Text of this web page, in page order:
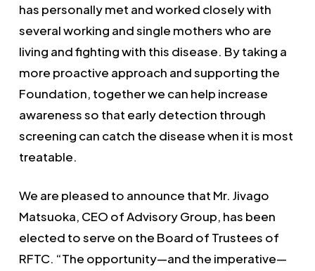
has personally met and worked closely with
several working and single mothers who are
living and fighting with this disease. By taking a
more proactive approach and supporting the
Foundation, together we can help increase
awareness so that early detection through
screening can catch the disease when it is most
treatable.
We are pleased to announce that Mr. Jivago
Matsuoka, CEO of Advisory Group, has been
elected to serve on the Board of Trustees of
RFTC. “The opportunity—and the imperative—